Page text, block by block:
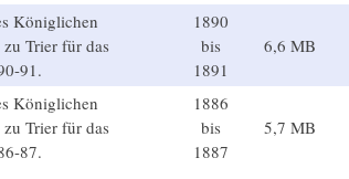
Königlichen
Trier für das
91.
1890
bis
1891
6,6 MB
Königlichen
Trier für das
87.
1886
bis
1887
5,7 MB